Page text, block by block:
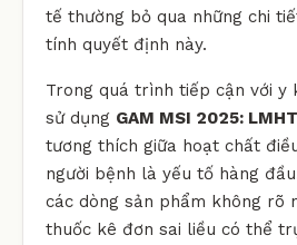
tế thường bỏ qua những chi
tính quyết định này.
Trong quá trình tiếp cận với y
sử dụng GAM MSI 2025:
tương thích giữa hoạt chất
người bệnh là yếu tố hàng
các dòng sản phẩm không rõ
thuốc kê đơn sai liều có thể